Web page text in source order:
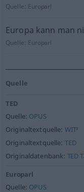
Quelle: Europarl
Europa kann man
Quelle: Europarl
Quelle
TED
Quelle: OPUS
Originaltextquelle: WIT³
Originaltextquelle: TED
Originaldatenbank: TED
Europarl
Quelle: OPUS